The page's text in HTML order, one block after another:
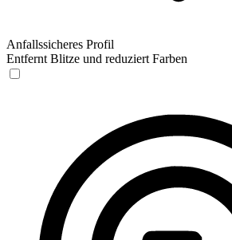
Anfallssicheres Profil
Entfernt Blitze und reduziert Farben